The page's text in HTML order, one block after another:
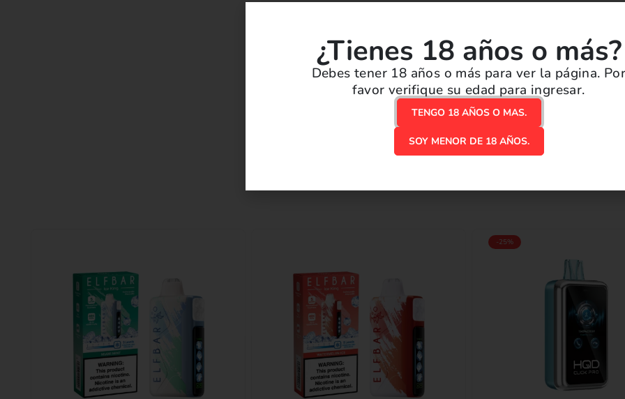
Envío gratis por compras
Enviamos tu pedido en menos
¡Disponible en nuestro local!
-25%
¿Tienes 18 años o más?
Debes tener 18 años o más para ver la página. Por
favor verifique su edad para ingresar.
TENGO 18 AÑOS O MAS.
SOY MENOR DE 18 AÑOS.